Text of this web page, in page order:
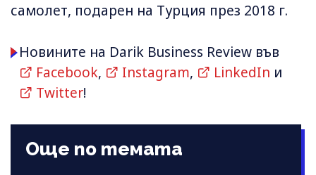
самолет, подарен на Турция през 2018 г.
Новините на Darik Business Review във
Facebook, Instagram, LinkedIn и
Twitter!
Още по темата